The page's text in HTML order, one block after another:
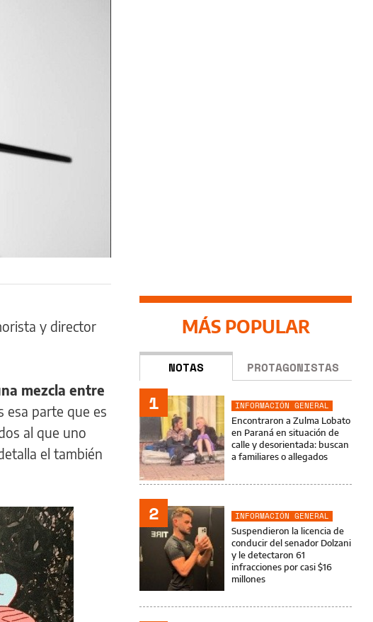
y director
mezcla entre
esa parte que es
al que uno
el también
MÁS POPULAR
NOTAS PROTAGONISTAS
1
INFORMACIÓN GENERAL
Encontraron a Zulma Lobato
en Paraná en situación de
calle y desorientada: buscan
a familiares o allegados
2
INFORMACIÓN GENERAL
Suspendieron la licencia de
conducir del senador Dolzani
y le detectaron 61
infracciones por casi $16
millones